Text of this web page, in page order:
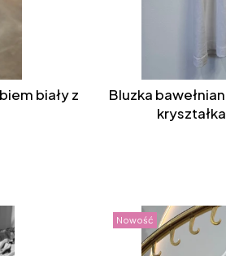
biały z
Bluzka
Nowość